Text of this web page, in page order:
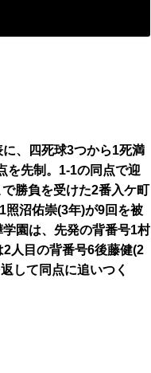
、四死球3つから1死満
を先制。1-1の同点で迎
勝負を受けた2番入ケ町
照沼佑崇(3年)が9回を被
園は、先発の背番号1村
人目の背番号6後藤健(2
して同点に追いつく